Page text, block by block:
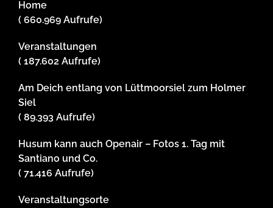
Home
( 660.969 Aufrufe)
Veranstaltungen
( 187.602 Aufrufe)
Am Deich entlang von Lüttmoorsiel zum Holmer
Siel
( 89.393 Aufrufe)
Husum kann auch Openair – Fotos 1. Tag mit
Santiano und Co.
( 71.416 Aufrufe)
Veranstaltungsorte